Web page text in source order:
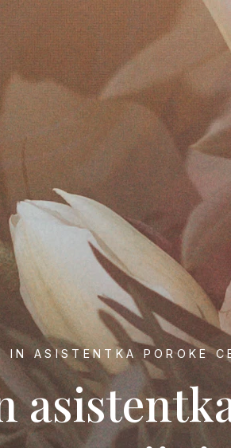
IN ASISTENTKA POROKE